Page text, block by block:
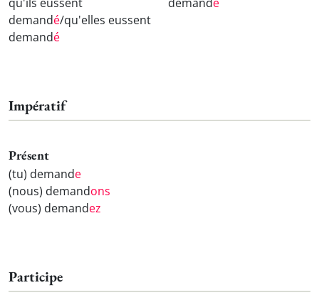
demandé/qu'elles eussent
demandé
Impératif
Présent
(tu) demande
(nous) demandons
(vous) demandez
Participe